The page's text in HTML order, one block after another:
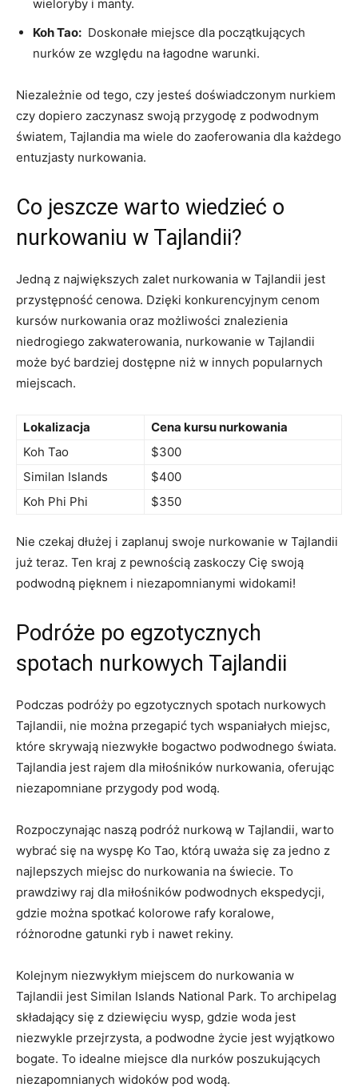
wieloryby i manty.
Koh Tao: ⁣ Doskonałe ⁣miejsce dla początkujących
nurków⁢ ze ⁢względu⁤ na łagodne warunki.
Niezależnie od tego, ‌czy⁣ jesteś doświadczonym​ nurkiem
czy dopiero zaczynasz swoją przygodę z podwodnym
światem, Tajlandia ma wiele do zaoferowania dla każdego
entuzjasty nurkowania.
Co jeszcze warto⁢ wiedzieć o
nurkowaniu⁣ w Tajlandii?
Jedną z największych ⁢zalet nurkowania w​ Tajlandii jest
przystępność ⁤cenowa. Dzięki konkurencyjnym cenom
kursów nurkowania ⁣oraz możliwości znalezienia
niedrogiego zakwaterowania, nurkowanie w Tajlandii
może być bardziej dostępne niż w innych‌ popularnych
miejscach.
Lokalizacja
Cena kursu nurkowania
Koh Tao
$300
Similan Islands
$400
Koh Phi Phi
$350
Nie czekaj dłużej i zaplanuj swoje nurkowanie ⁤w Tajlandii
‌już teraz. Ten kraj z pewnością zaskoczy Cię swoją
podwodną pięknem i niezapomnianymi widokami!
Podróże po egzotycznych
spotach⁣ nurkowych Tajlandii
Podczas podróży po egzotycznych spotach nurkowych
Tajlandii, nie można ⁣przegapić tych wspaniałych miejsc,
‍które skrywają ‍niezwykłe bogactwo podwodnego​ świata.
Tajlandia jest rajem dla miłośników nurkowania, oferując
‍niezapomniane przygody pod ⁢wodą.
Rozpoczynając naszą podróż ⁣nurkową w Tajlandii, warto
wybrać się⁢ na wyspę Ko Tao, którą uważa się za jedno z
najlepszych miejsc do ⁣nurkowania na świecie. To
prawdziwy ​raj dla miłośników podwodnych⁣ ekspedycji,
gdzie można spotkać kolorowe rafy koralowe,
różnorodne ⁢gatunki ryb i⁣ nawet rekiny.
Kolejnym⁢ niezwykłym miejscem do nurkowania w
Tajlandii jest ⁢Similan Islands National‌ Park. To archipelag
składający‍ się z dziewięciu wysp, gdzie woda jest
niezwykle‍ przejrzysta, a podwodne życie jest wyjątkowo
bogate. To idealne miejsce dla nurków poszukujących
niezapomnianych widoków pod ‍wodą.